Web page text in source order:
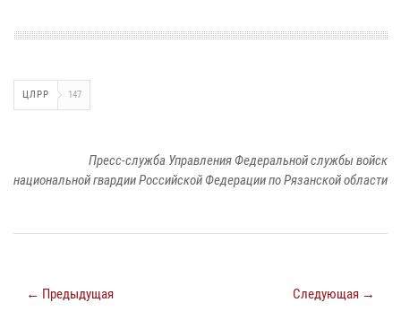
ЦЛРР 147
Пресс-служба Управления Федеральной службы войск
национальной гвардии Российской Федерации по Рязанской области
← Предыдущая Следующая →